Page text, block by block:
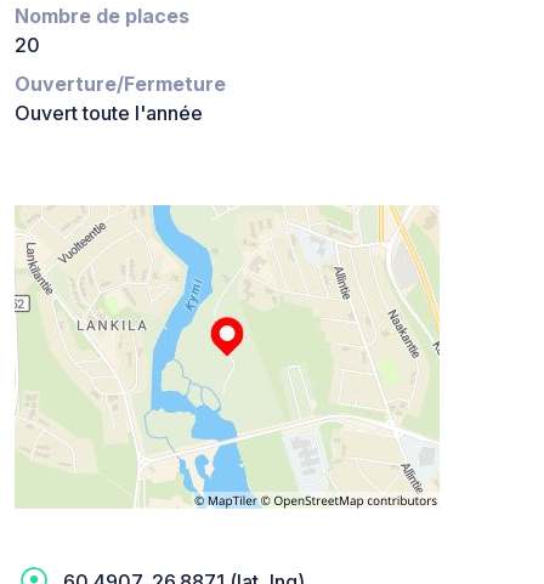
Nombre de places
20
Ouverture/Fermeture
Ouvert toute l'année